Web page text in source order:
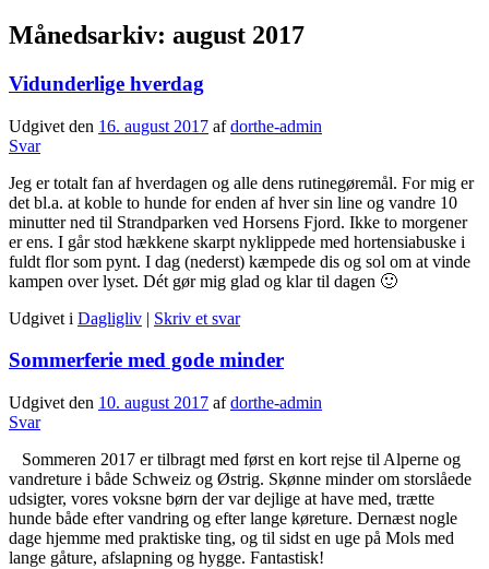
Månedsarkiv: august 2017
Vidunderlige hverdag
Udgivet den 16. august 2017 afdorthe-admin
Svar
Jeg er totalt fan af hverdagen og alle dens rutinegøremål. For mig er
det bl.a. at koble to hunde for enden af hver sin line og vandre 10
minutter ned til Strandparken ved Horsens Fjord. Ikke to morgener
er ens. I går stod hækkene skarpt nyklippede med hortensiabuske i
fuldt flor som pynt. I dag (nederst) kæmpede dis og sol om at vinde
kampen over lyset. Dét gør mig glad og klar til dagen 🙂
Udgivet i Dagligliv | Skriv et svar
Sommerferie med gode minder
Udgivet den 10. august 2017 afdorthe-admin
Svar
Sommeren 2017 er tilbragt med først en kort rejse til Alperne og
vandreture i både Schweiz og Østrig. Skønne minder om storslåede
udsigter, vores voksne børn der var dejlige at have med, trætte
hunde både efter vandring og efter lange køreture. Dernæst nogle
dage hjemme med praktiske ting, og til sidst en uge på Mols med
lange gåture, afslapning og hygge. Fantastisk!